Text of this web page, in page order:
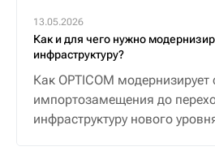
13.05.2026
Как и для чего нужно
инфраструктуру?
Как OPTICOM модернизирует
импортозамещения до
инфраструктуру нового